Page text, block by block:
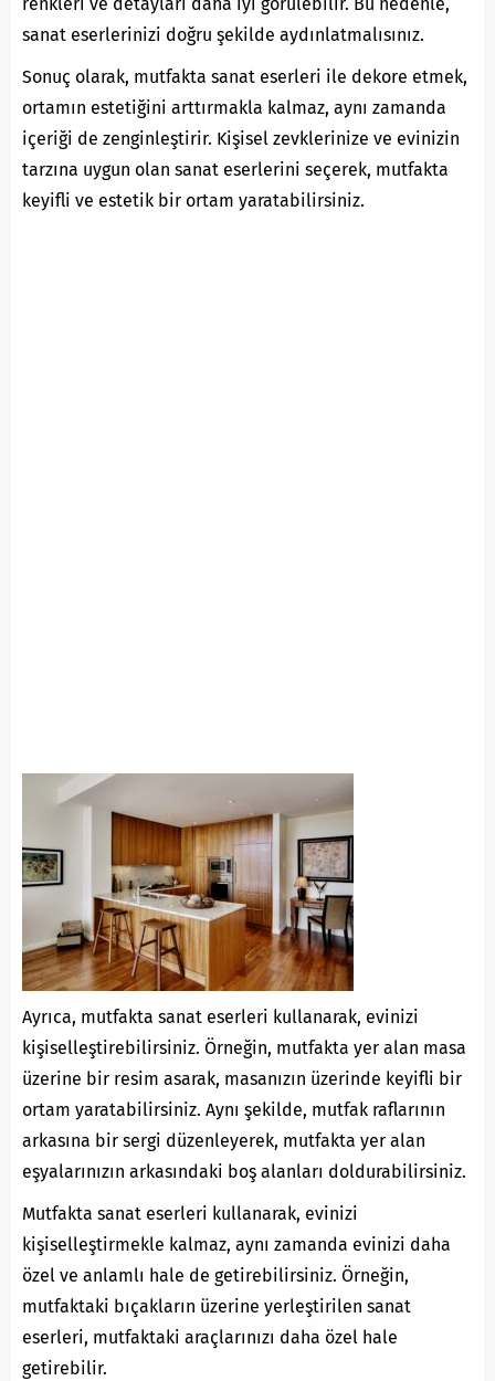
sanat eserlerinizi doğru şekilde aydınlatmalısınız.
Sonuç olarak, mutfakta sanat eserleri ile dekore etmek,
ortamın estetiğini arttırmakla kalmaz, aynı zamanda
içeriği de zenginleştirir. Kişisel zevklerinize ve evinizin
tarzına uygun olan sanat eserlerini seçerek, mutfakta
keyifli ve estetik bir ortam yaratabilirsiniz.
Ayrıca, mutfakta sanat eserleri kullanarak, evinizi
kişiselleştirebilirsiniz. Örneğin, mutfakta yer alan masa
üzerine bir resim asarak, masanızın üzerinde keyifli bir
ortam yaratabilirsiniz. Aynı şekilde, mutfak raflarının
arkasına bir sergi düzenleyerek, mutfakta yer alan
eşyalarınızın arkasındaki boş alanları doldurabilirsiniz.
Mutfakta sanat eserleri kullanarak, evinizi
kişiselleştirmekle kalmaz, aynı zamanda evinizi daha
özel ve anlamlı hale de getirebilirsiniz. Örneğin,
mutfaktaki bıçakların üzerine yerleştirilen sanat
eserleri, mutfaktaki araçlarınızı daha özel hale
getirebilir.